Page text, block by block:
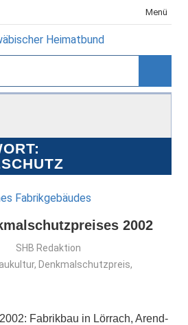
Menü
2002
SHB Redaktion
, Denkmalschutzpreis,
Fabrikbau in Lörrach, Arend-